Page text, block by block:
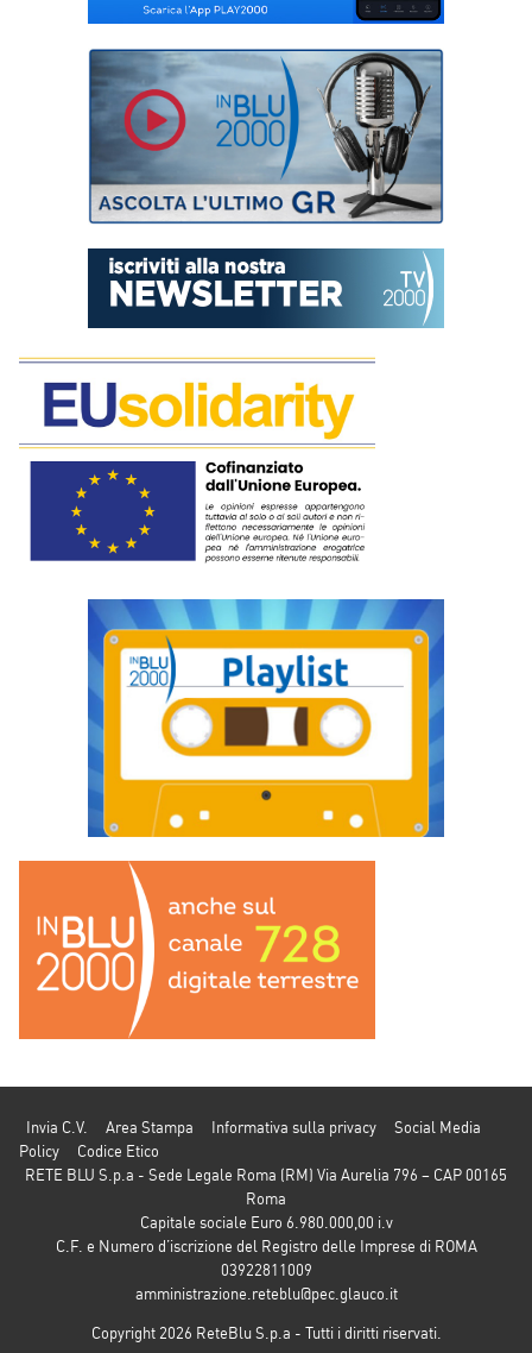
Invia C.V. Area Stampa Informativa sulla privacy
Social Media
Policy
Codice Etico
RETE BLU S.p.a - Sede Legale Roma (RM) Via Aurelia 796 – CAP 00165
Roma
Capitale sociale Euro 6.980.000,00 i.v
C.F. e Numero d’iscrizione del Registro delle Imprese di ROMA
03922811009
amministrazione.reteblu@pec.glauco.it
Copyright 2026 ReteBlu S.p.a - Tutti i diritti riservati.